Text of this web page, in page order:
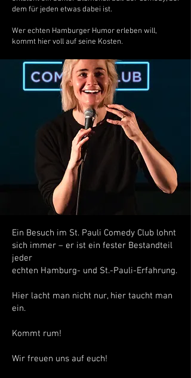
dem für jeden etwas dabei ist.
Wer echten Hamburger Humor erleben will,
kommt hier voll auf seine Kosten.
Ein Besuch im St. Pauli Comedy Club lohnt
sich immer – er ist ein fester Bestandteil
jeder
echten Hamburg- und St.-Pauli-Erfahrung.
Hier lacht man nicht nur, hier taucht man
ein.
Kommt rum!
Wir freuen uns auf euch!